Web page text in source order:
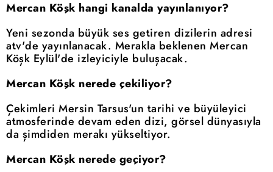
Mercan Köşk hangi kanalda yayınlanıyor?
Yeni sezonda büyük ses getiren dizilerin adresi
atv'de yayınlanacak. Merakla beklenen Mercan
Köşk Eylül'de izleyiciyle buluşacak.
Mercan Köşk nerede çekiliyor?
Çekimleri Mersin Tarsus'un tarihi ve büyüleyici
atmosferinde devam eden dizi, görsel dünyasıyla
da şimdiden merakı yükseltiyor.
Mercan Köşk nerede geçiyor?